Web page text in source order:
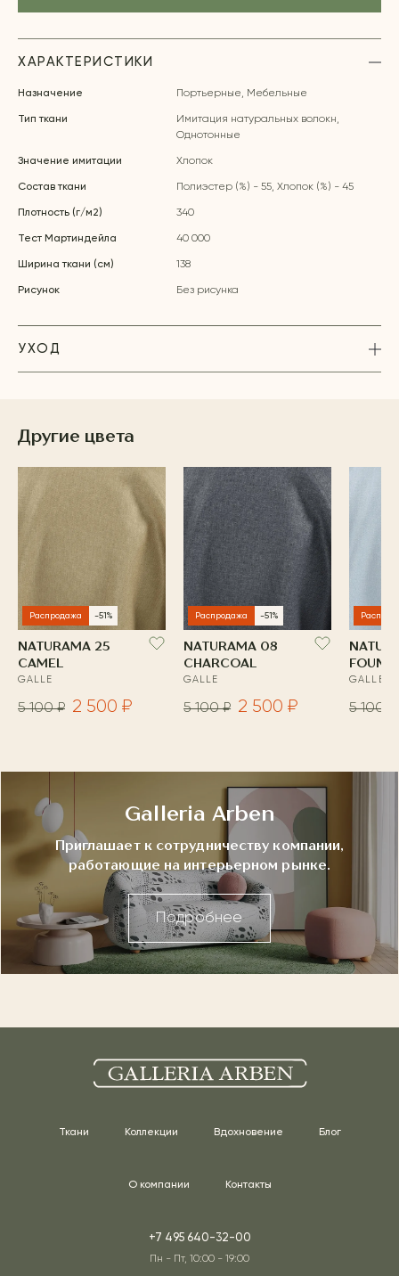
ХАРАКТЕРИСТИКИ
Назначение Портьерные, Мебельные
Тип ткани
Имитация натуральных волокн,
Однотонные
Значение имитации Хлопок
Состав ткани Полиэстер (%) - 55, Хлопок (%) - 45
Плотность (г/м2) 340
Тест Мартиндейла 40 000
Ширина ткани (см) 138
Рисунок Без рисунка
УХОД
Другие цвета
Распродажа -51%
NATURAMA 25
CAMEL
GALLE
5 100 ₽ 2 500 ₽
Распродажа -51%
NATURAMA 08
CHARCOAL
GALLE
5 100 ₽ 2 500 ₽
GALLE
5 100 ₽
Galleria Arben
Приглашает к сотрудничеству компании,
работающие на интерьерном рынке.
Подробнее
Ткани Коллекции Вдохновение Блог
О компании Контакты
+7 495 640-32-00
Пн - Пт, 10:00 - 19:00